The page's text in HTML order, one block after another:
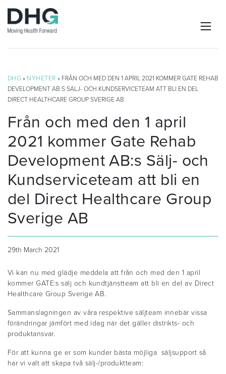
DHG » NYHETER » FRÅN OCH MED DEN 1 APRIL 2021 KOMMER GATE REHAB
DEVELOPMENT AB:S SÄLJ- OCH KUNDSERVICETEAM ATT BLI EN DEL
DIRECT HEALTHCARE GROUP SVERIGE AB
Från och med den 1 april
2021 kommer Gate Rehab
Development AB:s Sälj- och
Kundserviceteam att bli en
del Direct Healthcare Group
Sverige AB
29th March 2021
Vi kan nu med glädje meddela att från och med den 1 april
kommer GATE:s sälj och kundtjänstteam att bli en del av Direct
Healthcare Group Sverige AB.
Sammanslagningen av våra respektive säljteam innebär vissa
förändringar jämfört med idag när det gäller distrikts- och
produktansvar.
För att kunna ge er som kunder bästa möjliga säljsupport så
har vi valt att skapa två sälj-/produktteam: